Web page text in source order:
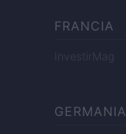
FRANCIA
InvestirMag
GERMANIA